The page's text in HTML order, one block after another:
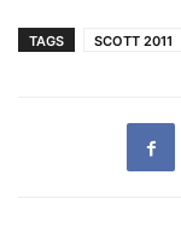
TAGS SCOTT 2011